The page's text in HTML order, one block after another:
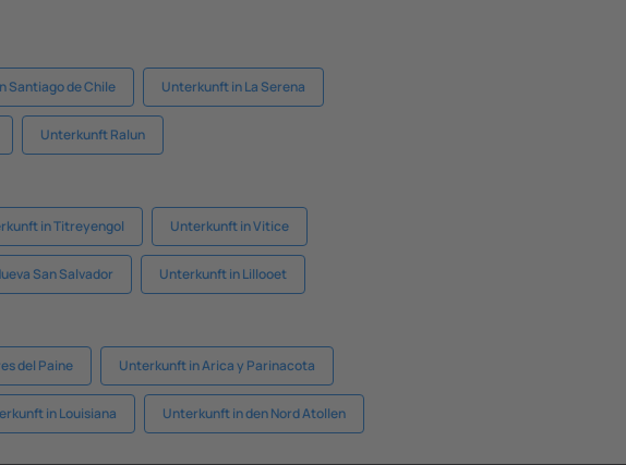
Santiago de Chile Unterkunft in La Serena
Unterkunft Ralun
in Titreyengol Unterkunft in Vitice
San Salvador Unterkunft in Lillooet
del Paine Unterkunft in Arica y Parinacota
in Louisiana Unterkunft in den Nord Atollen